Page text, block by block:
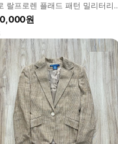
랄프로렌 플래드 패턴 밀리터리
자켓 원